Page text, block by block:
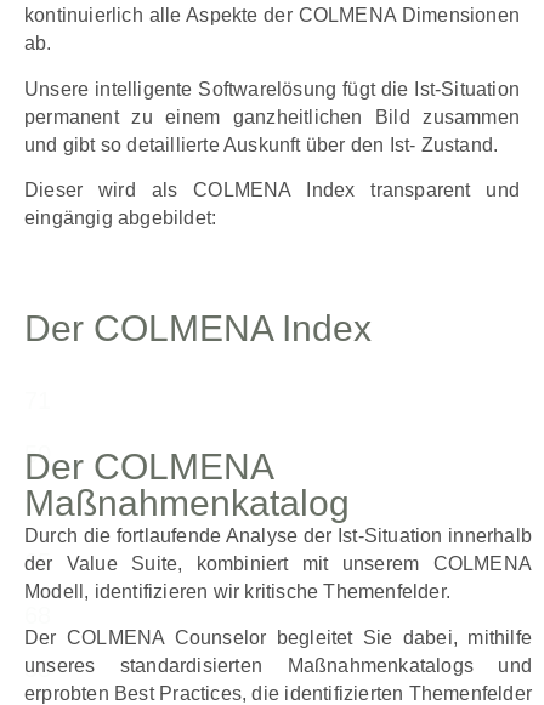
kontinuierlich alle Aspekte der COLMENA Dimensionen
ab.
Unsere intelligente Softwarelösung fügt die Ist-Situation
permanent zu einem ganzheitlichen Bild zusammen
und gibt so detaillierte Auskunft über den Ist- Zustand.
Dieser wird als COLMENA Index transparent und
eingängig abgebildet:
Der COLMENA Index
50
79
65
58
Der COLMENA
Maßnahmenkatalog
Durch die fortlaufende Analyse der Ist-Situation innerhalb
der Value Suite, kombiniert mit unserem COLMENA
Modell, identifizieren wir kritische Themenfelder.
Der COLMENA Counselor begleitet Sie dabei, mithilfe
unseres standardisierten Maßnahmenkatalogs und
erprobten Best Practices, die identifizierten Themenfelder